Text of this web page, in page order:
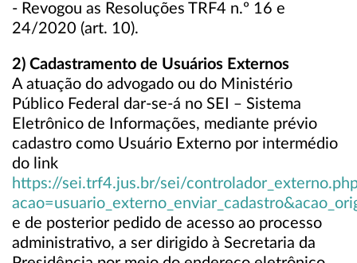
- Revogou as Resoluções TRF4 n.º 16 e
24/2020 (art. 10).
2) Cadastramento de Usuários Externos
A atuação do advogado ou do Ministério
Público Federal dar-se-á no SEI ‒ Sistema
Eletrônico de Informações, mediante prévio
cadastro como Usuário Externo por intermédio
do link
https://sei.trf4.jus.br/sei/
e de posterior pedido de acesso ao processo
administrativo, a ser dirigido à Secretaria da